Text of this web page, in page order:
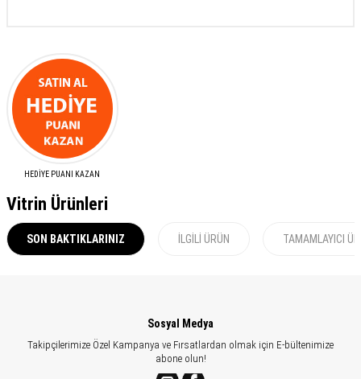
HEDİYE PUANI KAZAN
Vitrin Ürünleri
SON BAKTIKLARINIZ İLGILI ÜRÜN TAMAMLAYICI
Sosyal Medya
Takipçilerimize Özel Kampanya ve Fırsatlardan olmak için E-bültenimize
abone olun!